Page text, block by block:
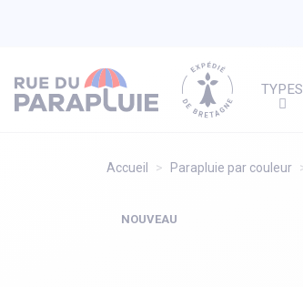
TYPES
Accueil Parapluie par couleur
NOUVEAU